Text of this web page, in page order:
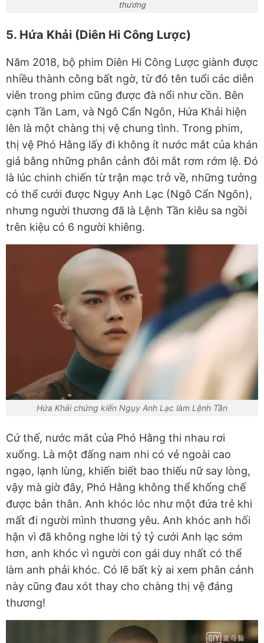
thương
5. Hứa Khải (Diên Hi Công Lược)
Năm 2018, bộ phim Diên Hi Công Lược giành được
nhiều thành công bất ngờ, từ đó tên tuổi các diễn
viên trong phim cũng được đà nổi như cồn. Bên
cạnh Tần Lam, và Ngô Cẩn Ngôn, Hứa Khải hiện
lên là một chàng thị vệ chung tình. Trong phim,
thị vệ Phó Hằng lấy đi không ít nước mắt của khán
giả bằng những phân cảnh đôi mắt rơm rớm lệ. Đó
là lúc chinh chiến từ trận mạc trở về, những tưởng
có thể cưới được Ngụy Anh Lạc (Ngô Cẩn Ngôn),
nhưng người thương đã là Lệnh Tần kiêu sa ngồi
trên kiệu có 6 người khiêng.
Hứa Khải chứng kiến Ngụy Anh Lạc làm Lệnh Tần
Cứ thế, nước mắt của Phó Hằng thi nhau rơi
xuống. Là một đấng nam nhi có vẻ ngoài cao
ngạo, lạnh lùng, khiến biết bao thiếu nữ say lòng,
vậy mà giờ đây, Phó Hằng không thể khống chế
được bản thân. Anh khóc lóc như một đứa trẻ khi
mất đi người mình thương yêu. Anh khóc anh hối
hận vì đã không nghe lời tỷ tỷ cưới Anh lạc sớm
hơn, anh khóc vì người con gái duy nhất có thể
làm anh phải khóc. Có lẽ bất kỳ ai xem phân cảnh
này cũng đau xót thay cho chàng thị vệ đáng
thương!